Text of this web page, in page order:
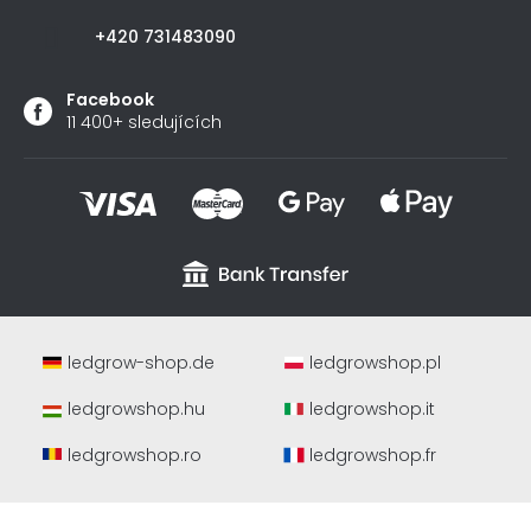
+420 731483090
Facebook
11 400+ sledujících
ledgrow-shop.de
ledgrowshop.pl
ledgrowshop.hu
ledgrowshop.it
ledgrowshop.ro
ledgrowshop.fr